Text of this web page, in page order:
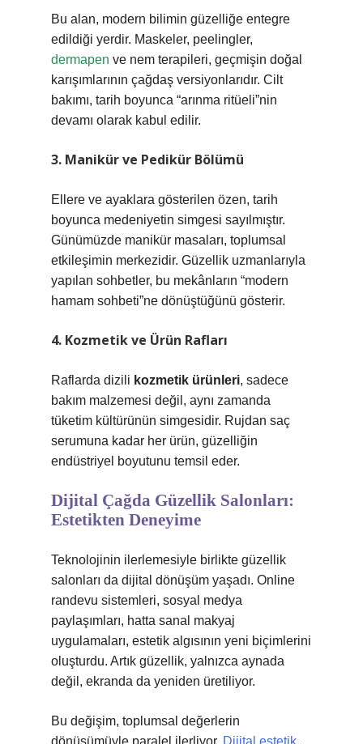
Bu alan, modern bilimin güzelliğe entegre
edildiği yerdir. Maskeler, peelingler,
dermapen ve nem terapileri, geçmişin doğal
karışımlarının çağdaş versiyonlarıdır. Cilt
bakımı, tarih boyunca “arınma ritüeli”nin
devamı olarak kabul edilir.
3. Manikür ve Pedikür Bölümü
Ellere ve ayaklara gösterilen özen, tarih
boyunca medeniyetin simgesi sayılmıştır.
Günümüzde manikür masaları, toplumsal
etkileşimin merkezidir. Güzellik uzmanlarıyla
yapılan sohbetler, bu mekânların “modern
hamam sohbeti”ne dönüştüğünü gösterir.
4. Kozmetik ve Ürün Rafları
Raflarda dizili kozmetik ürünleri, sadece
bakım malzemesi değil, aynı zamanda
tüketim kültürünün simgesidir. Rujdan saç
serumuna kadar her ürün, güzelliğin
endüstriyel boyutunu temsil eder.
Dijital Çağda Güzellik Salonları:
Estetikten Deneyime
Teknolojinin ilerlemesiyle birlikte güzellik
salonları da dijital dönüşüm yaşadı. Online
randevu sistemleri, sosyal medya
paylaşımları, hatta sanal makyaj
uygulamaları, estetik algısının yeni biçimlerini
oluşturdu. Artık güzellik, yalnızca aynada
değil, ekranda da yeniden üretiliyor.
Bu değişim, toplumsal değerlerin
dönüşümüyle paralel ilerliyor. Dijital estetik,